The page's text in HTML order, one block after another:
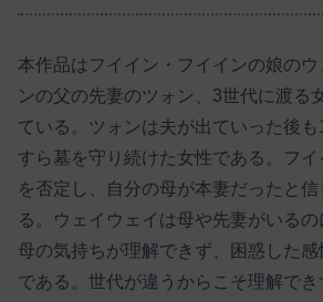
本作品はフイイン・フイインの娘の
ンの父の先妻のツォン、3世代に渡る
ている。ツォンは夫が出ていった後
すら墓を守り続けた女性である。フ
を否定し、自分の母が本妻だったと
る。ウェイウェイは母や先妻がいる
母の気持ちが理解できず、困惑した
である。世代が違うからこそ理解でき